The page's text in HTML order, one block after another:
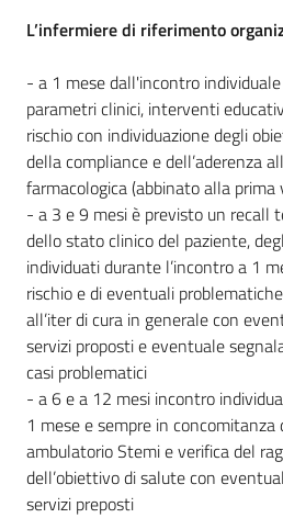
L’infermiere di riferimento
- a 1 mese dall'incontro
parametri clinici, interventi
rischio con individuazione degli
della compliance e dell’aderenza
farmacologica (abbinato alla
- a 3 e 9 mesi è previsto un recall
dello stato clinico del paziente,
individuati durante l’incontro a 1
rischio e di eventuali
all’iter di cura in generale con
servizi proposti e eventuale
casi problematici
- a 6 e a 12 mesi incontro
1 mese e sempre in
ambulatorio Stemi e verifica del
dell’obiettivo di salute con
servizi preposti